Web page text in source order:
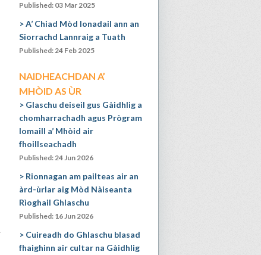
Published: 03 Mar 2025
A’ Chiad Mòd Ionadail ann an
Siorrachd Lannraig a Tuath
Published: 24 Feb 2025
NAIDHEACHDAN A’
MHÒID AS ÙR
Glaschu deiseil gus Gàidhlig a
chomharrachadh agus Prògram
Iomaill a’ Mhòid air
fhoillseachadh
Published: 24 Jun 2026
Rionnagan am pailteas air an
àrd-ùrlar aig Mòd Nàiseanta
Rìoghail Ghlaschu
Published: 16 Jun 2026
Cuireadh do Ghlaschu blasad
fhaighinn air cultar na Gàidhlig